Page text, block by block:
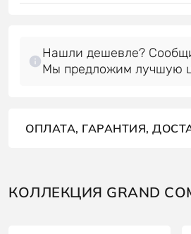
Нашли дешевле?
Мы предложим лучшую
ОПЛАТА, ГАРАНТИЯ,
КОЛЛЕКЦИЯ GRAND